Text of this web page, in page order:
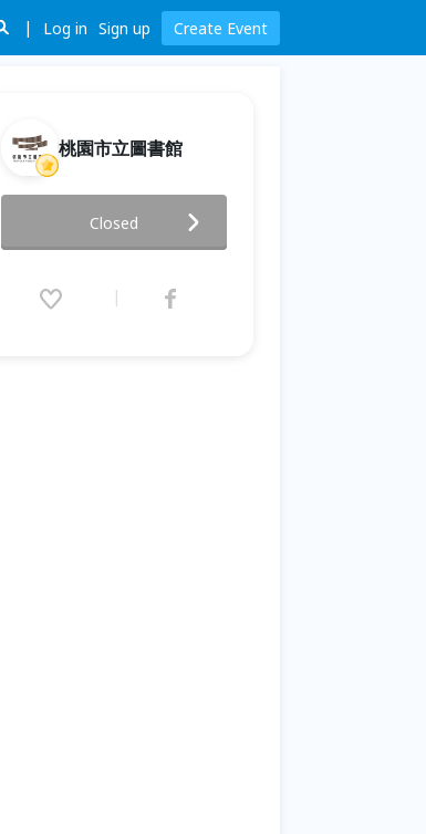
Log in Sign up Create Event
桃園市立圖書館
(基礎篇) ｜遊戲閃電俠：反應訓
練 × 節慶書寫創作
(GMT+8)
Closed